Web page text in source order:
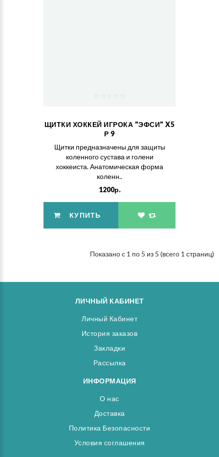
ЩИТКИ ХОККЕЙ ИГРОКА "ЭФСИ" X5
Р 9
Щитки предназначены для защиты
коленного сустава и голени
хоккеиста. Анатомическая форма
коленн..
1200р.
КУПИТЬ
Показано с 1 по 5 из 5 (всего 1 страниц)
ЛИЧНЫЙ КАБИНЕТ
Личный Кабинет
История заказов
Закладки
Рассылка
ИНФОРМАЦИЯ
О нас
Доставка
Политика Безопасности
Условия соглашения